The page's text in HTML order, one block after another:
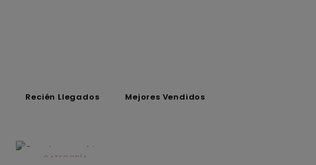
Recién Llegados Mejores Vendidos
CATEGORÍA